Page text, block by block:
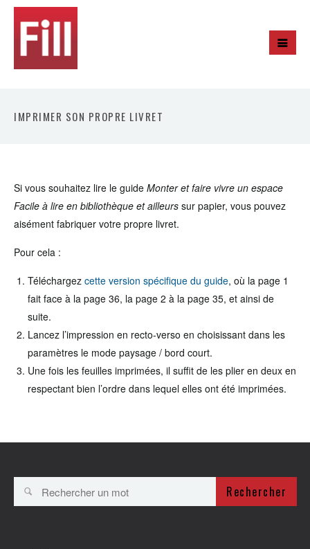
IMPRIMER SON PROPRE LIVRET
Si vous souhaitez lire le guide Monter et faire vivre un espace
Facile à lire en bibliothèque et ailleurs sur papier, vous pouvez
aisément fabriquer votre propre livret.
Pour cela :
Téléchargez cette version spécifique du guide, où la page 1
fait face à la page 36, la page 2 à la page 35, et ainsi de
suite.
Lancez l’impression en recto-verso en choisissant dans les
paramètres le mode paysage / bord court.
Une fois les feuilles imprimées, il suffit de les plier en deux en
respectant bien l’ordre dans lequel elles ont été imprimées.
Rechercher